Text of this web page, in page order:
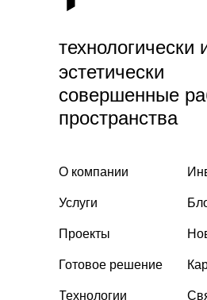
технологически
эстетически
совершенные
пространства
О компании
Технологии
Услуги
Проекты
Готовое решение